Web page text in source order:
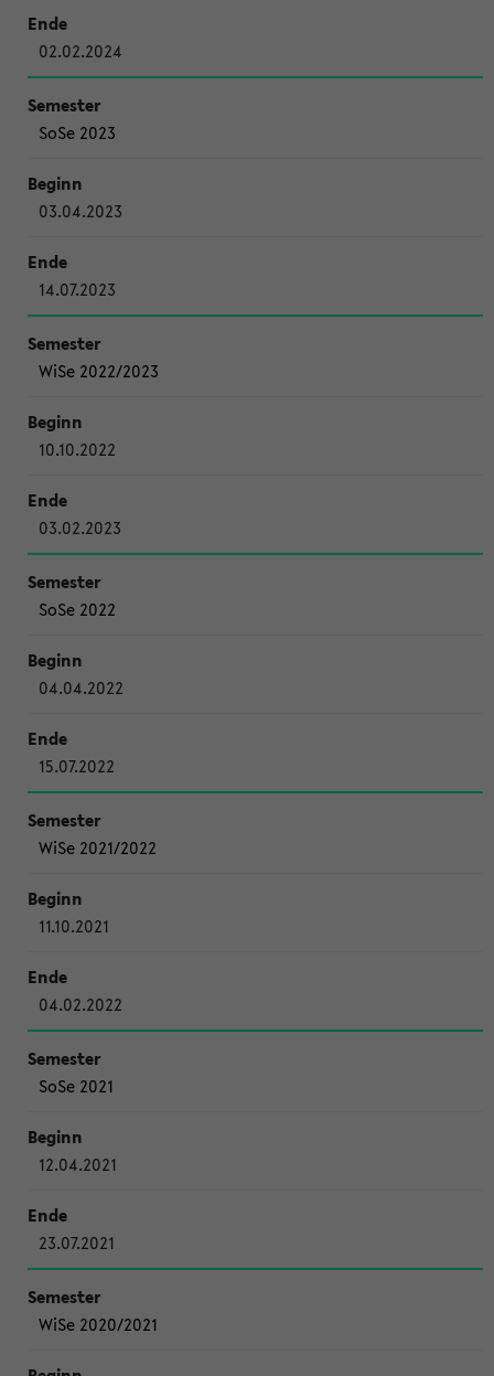
02.02.2024
SoSe 2023
03.04.2023
14.07.2023
WiSe 2022/2023
10.10.2022
03.02.2023
SoSe 2022
04.04.2022
15.07.2022
WiSe 2021/2022
11.10.2021
04.02.2022
SoSe 2021
12.04.2021
23.07.2021
WiSe 2020/2021